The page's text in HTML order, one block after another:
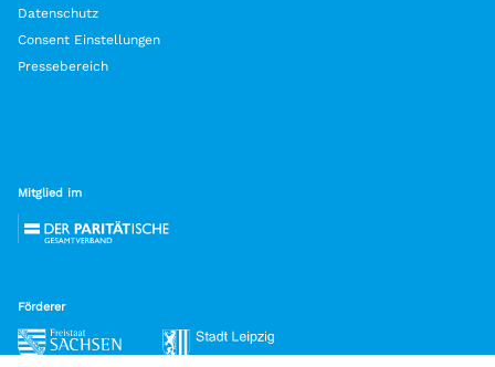
Datenschutz
Consent Einstellungen
Pressebereich
Mitglied im
Förderer